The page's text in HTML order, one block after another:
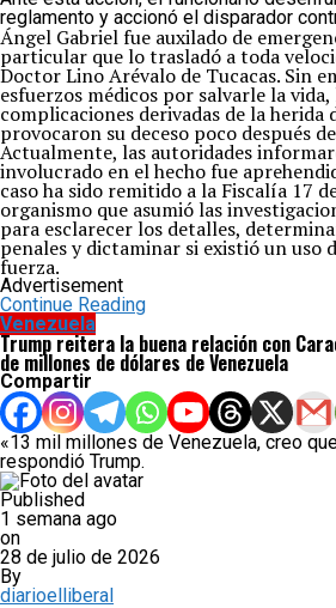
reglamento y accionó el disparador
Ángel Gabriel fue auxilado de
particular que lo trasladó a toda
Doctor Lino Arévalo de Tucacas. Sin
esfuerzos médicos por salvarle la vida,
complicaciones derivadas de la herida
provocaron su deceso poco después
Actualmente, las autoridades
involucrado en el hecho fue
caso ha sido remitido a la Fiscalía 17
organismo que asumió las
para esclarecer los detalles,
penales y dictaminar si existió un uso
fuerza.
Advertisement
Continue Reading
Venezuela
Trump reitera la buena relación con
de millones de dólares de Venezuela
Compartir
«13 mil millones de Venezuela, creo
respondió Trump.
Published
1 semana ago
on
28 de julio de 2026
By
diarioelliberal